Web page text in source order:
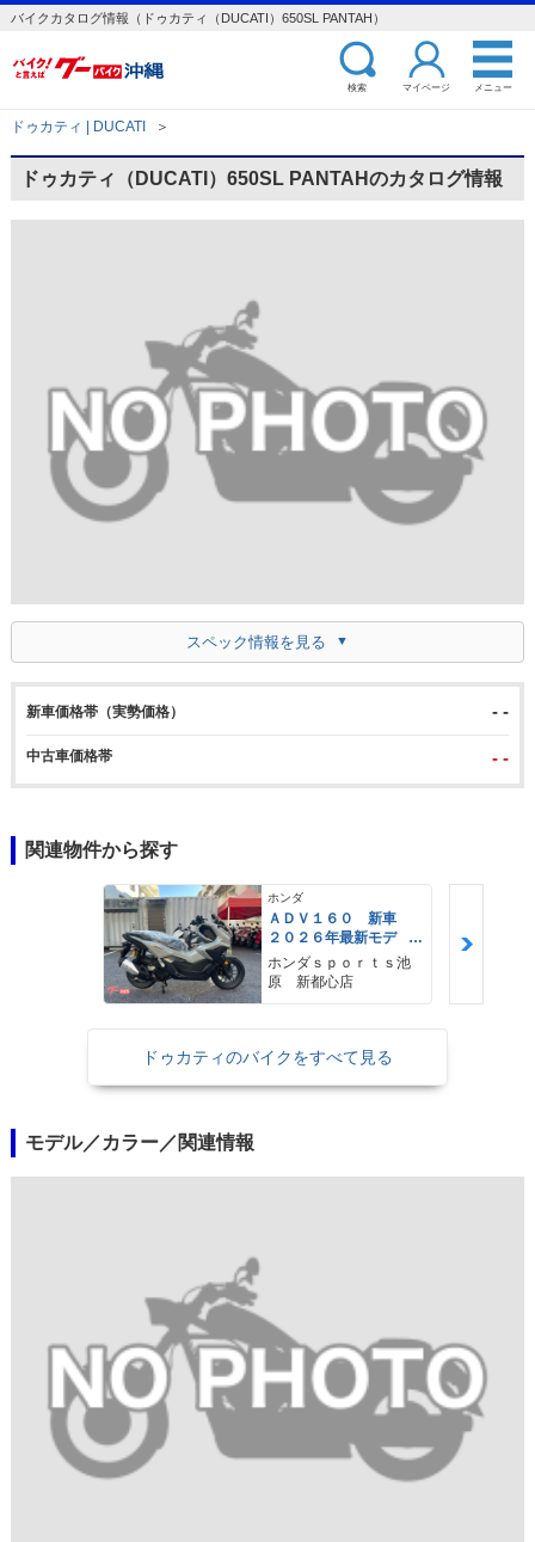
バイクカタログ情報（ドゥカティ（DUCATI）650SL PANTAH）
検索 マイページ メニュー
ドゥカティ | DUCATI ＞
ドゥカティ（DUCATI）650SL PANTAHのカタログ情報
スペック情報を見る
新車価格帯（実勢価格） - -
中古車価格帯 - -
関連物件から探す
ホンダ
ＡＤＶ１６０ 新車
２０２６年最新モデ
ル パールスモーキー
グレー スマートキ
ー ２９Ｌメットイ
ホンダｓｐｏｒｔｓ池
原 新都心店
ドゥカティのバイクをすべて見る
モデル／カラー／関連情報